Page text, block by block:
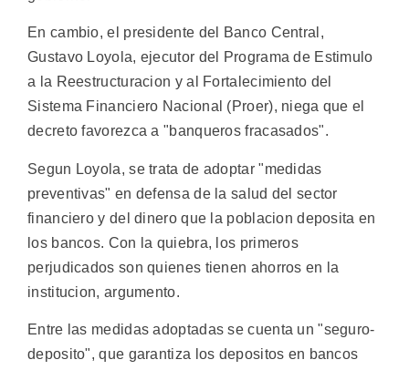
En cambio, el presidente del Banco Central,
Gustavo Loyola, ejecutor del Programa de Estimulo
a la Reestructuracion y al Fortalecimiento del
Sistema Financiero Nacional (Proer), niega que el
decreto favorezca a "banqueros fracasados".
Segun Loyola, se trata de adoptar "medidas
preventivas" en defensa de la salud del sector
financiero y del dinero que la poblacion deposita en
los bancos. Con la quiebra, los primeros
perjudicados son quienes tienen ahorros en la
institucion, argumento.
Entre las medidas adoptadas se cuenta un "seguro-
deposito", que garantiza los depositos en bancos